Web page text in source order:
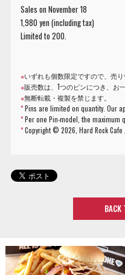
Sales on November 18
1,980 yen (including tax)
Limited to 200.
※いずれも個数限定ですので、売
※販売数は、1つのピンにつき、お
※無断転載・複製を禁じます。
*Pins are limited on quantity. Our
*Per one Pin-model, the maximum
*Copyright ©2026, Hard Rock Cafe
BACK